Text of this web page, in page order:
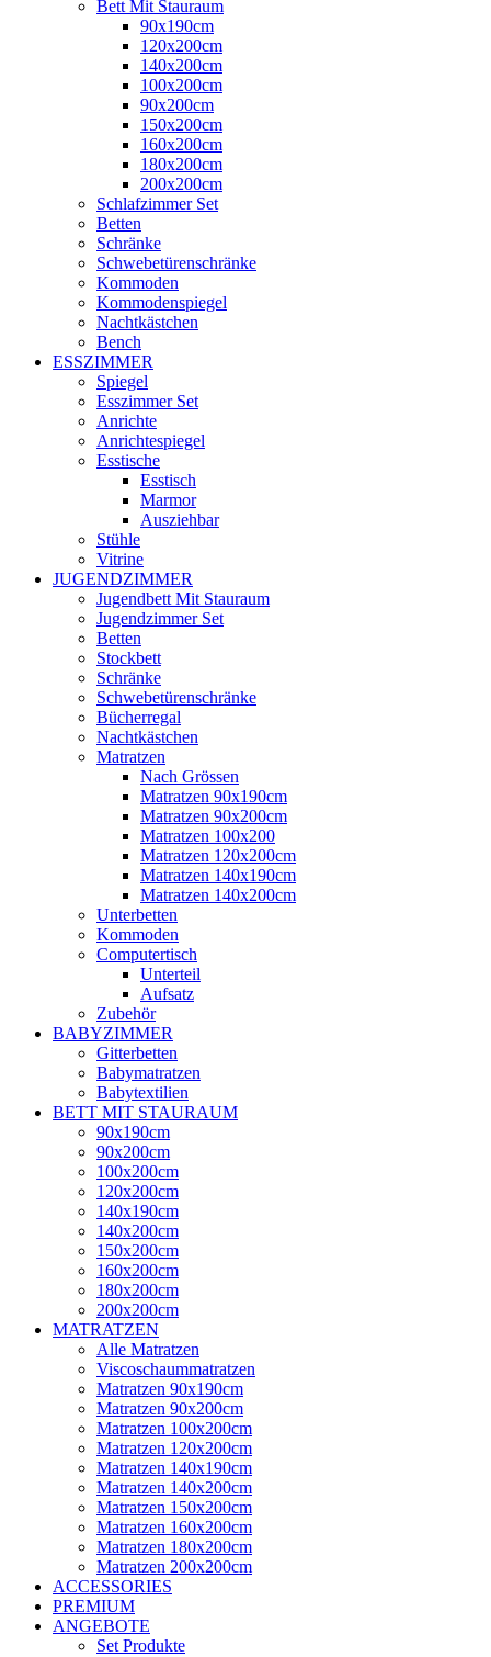
Bett Mit Stauraum
90x190cm
120x200cm
140x200cm
100x200cm
90x200cm
150x200cm
160x200cm
180x200cm
200x200cm
Schlafzimmer Set
Betten
Schränke
Schwebetürenschränke
Kommoden
Kommodenspiegel
Nachtkästchen
Bench
ESSZIMMER
Spiegel
Esszimmer Set
Anrichte
Anrichtespiegel
Esstische
Esstisch
Marmor
Ausziehbar
Stühle
Vitrine
JUGENDZIMMER
Jugendbett Mit Stauraum
Jugendzimmer Set
Betten
Stockbett
Schränke
Schwebetürenschränke
Bücherregal
Nachtkästchen
Matratzen
Nach Grössen
Matratzen 90x190cm
Matratzen 90x200cm
Matratzen 100x200
Matratzen 120x200cm
Matratzen 140x190cm
Matratzen 140x200cm
Unterbetten
Kommoden
Computertisch
Unterteil
Aufsatz
Zubehör
BABYZIMMER
Gitterbetten
Babymatratzen
Babytextilien
BETT MIT STAURAUM
90x190cm
90x200cm
100x200cm
120x200cm
140x190cm
140x200cm
150x200cm
160x200cm
180x200cm
200x200cm
MATRATZEN
Alle Matratzen
Viscoschaummatratzen
Matratzen 90x190cm
Matratzen 90x200cm
Matratzen 100x200cm
Matratzen 120x200cm
Matratzen 140x190cm
Matratzen 140x200cm
Matratzen 150x200cm
Matratzen 160x200cm
Matratzen 180x200cm
Matratzen 200x200cm
ACCESSORIES
PREMIUM
ANGEBOTE
Set Produkte